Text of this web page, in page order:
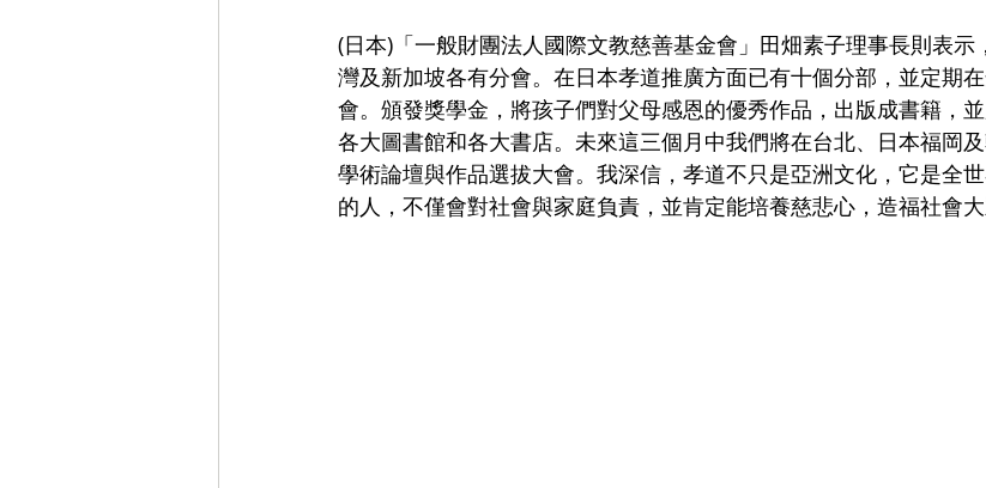
(日本)「一般財團法人國際文教慈善基金會」田畑素子理事長則表示
灣及新加坡各有分會。在日本孝道推廣方面已有十個分部，並定期
會。頒發獎學金，將孩子們對父母感恩的優秀作品，出版成書籍，
各大圖書館和各大書店。未來這三個月中我們將在台北、日本福岡
學術論壇與作品選拔大會。我深信，孝道不只是亞洲文化，它是全
的人，不僅會對社會與家庭負責，並肯定能培養慈悲心，造福社會大